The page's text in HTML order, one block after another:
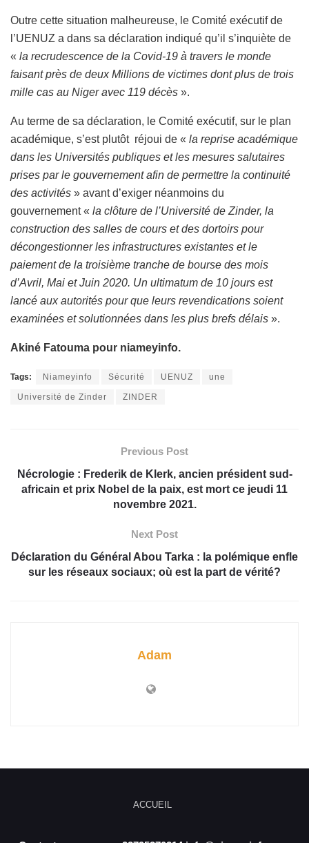
Outre cette situation malheureuse, le Comité exécutif de
l’UENUZ a dans sa déclaration indiqué qu’il s’inquiète de
« la recrudescence de la Covid-19 à travers le monde
faisant près de deux Millions de victimes dont plus de trois
mille cas au Niger avec 119 décès ».
Au terme de sa déclaration, le Comité exécutif, sur le plan
académique, s’est plutôt réjoui de « la reprise académique
dans les Universités publiques et les mesures salutaires
prises par le gouvernement afin de permettre la continuité
des activités » avant d’exiger néanmoins du
gouvernement « la clôture de l’Université de Zinder, la
construction des salles de cours et des dortoirs pour
décongestionner les infrastructures existantes et le
paiement de la troisième tranche de bourse des mois
d’Avril, Mai et Juin 2020. Un ultimatum de 10 jours est
lancé aux autorités pour que leurs revendications soient
examinées et solutionnées dans les plus brefs délais ».
Akiné Fatouma pour niameyinfo.
Tags: Niameyinfo Sécurité UENUZ une
Université de Zinder ZINDER
Previous Post
Nécrologie : Frederik de Klerk, ancien président sud-
africain et prix Nobel de la paix, est mort ce jeudi 11
novembre 2021.
Next Post
Déclaration du Général Abou Tarka : la polémique enfle
sur les réseaux sociaux; où est la part de vérité?
Adam
ACCUEIL